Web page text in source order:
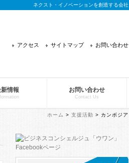
ネクスト・イノベーションを創造する会社
アクセス サイトマップ お問い合わせ
情報 お問い合わせ
Contact Us
ホーム > 支援活動 > カンボジア